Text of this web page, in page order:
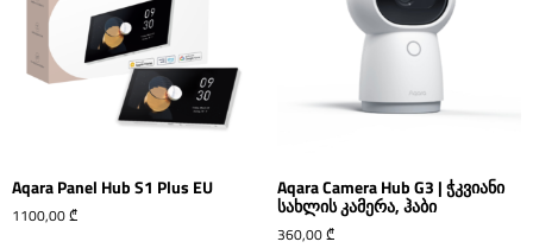
Aqara Panel Hub S1 Plus EU
1100,00₾
Aqara Camera Hub G3 | ჭკვიანი
სახლის კამერა, ჰაბი
360,00₾